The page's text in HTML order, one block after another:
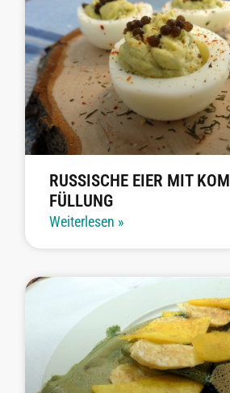
RUSSISCHE EIER MIT
FÜLLUNG
Weiterlesen »